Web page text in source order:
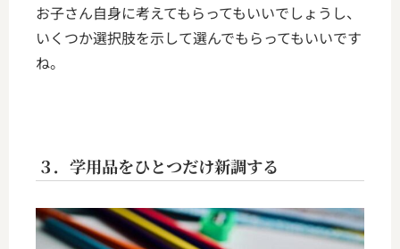
お子さん自身に考えてもらってもいいでしょうし、
いくつか選択肢を示して選んでもらってもいいです
ね。
３．学用品をひとつだけ新調する